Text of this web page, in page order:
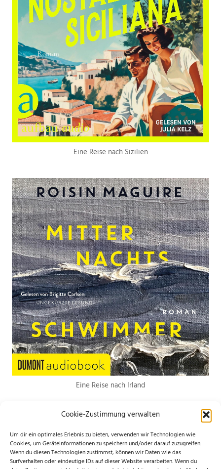
Cookie-Zustimmung verwalten
Um dir ein optimales Erlebnis zu bieten, verwenden wir Technologien wie
Cookies, um Geräteinformationen zu speichern und/oder darauf zuzugreifen.
Wenn du diesen Technologien zustimmst, können wir Daten wie das
Surfverhalten oder eindeutige IDs auf dieser Website verarbeiten. Wenn du
Eine Reise nach Sizilien
Eine Reise nach Irland
*Hierbei handelt es sich um Werbelinks. Wenn du etwas über den Link